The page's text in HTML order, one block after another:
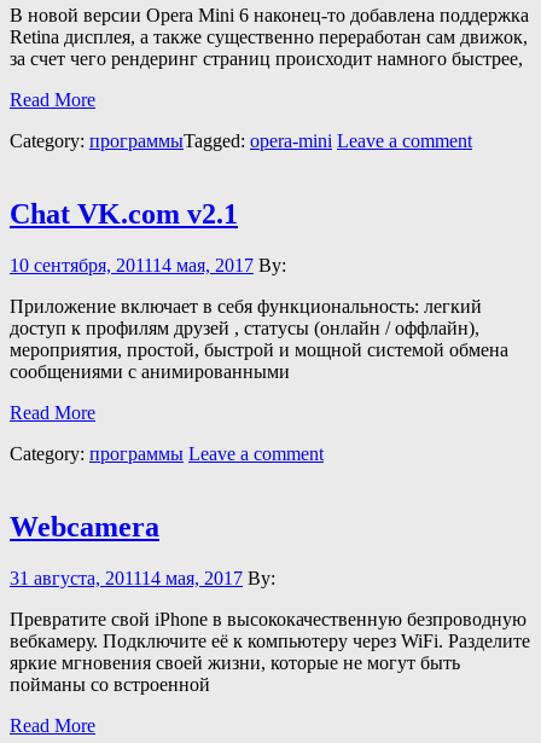
В новой версии Opera Mini 6 наконец-то добавлена поддержка
Retina дисплея, а также существенно переработан сам движок,
за счет чего рендеринг страниц происходит намного быстрее,
Read More
Category: программыTagged: opera-mini Leave a comment
Chat VK.com v2.1
10 сентября, 201114 мая, 2017 By:
Приложение включает в себя функциональность: легкий
доступ к профилям друзей , статусы (онлайн / оффлайн),
мероприятия, простой, быстрой и мощной системой обмена
сообщениями с анимированными
Read More
Category: программы Leave a comment
Webcamera
31 августа, 201114 мая, 2017 By:
Превратите свой iPhone в высококачественную безпроводную
вебкамеру. Подключите её к компьютеру через WiFi. Разделите
яркие мгновения своей жизни, которые не могут быть
пойманы со встроенной
Read More